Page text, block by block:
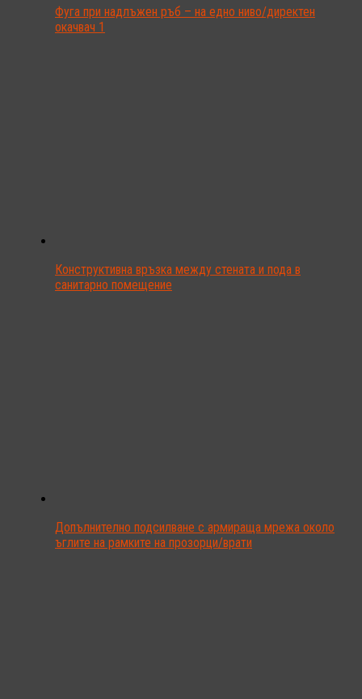
Фуга при надлъжен ръб – на едно ниво/директен
окачвач 1
Конструктивна връзка между стената и пода в
санитарно помещение
Допълнително подсилване с армираща мрежа около
ъглите на рамките на прозорци/врати